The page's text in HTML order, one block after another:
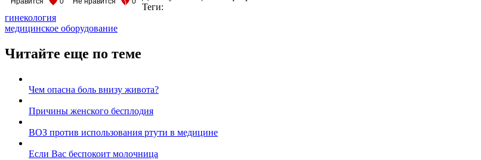
Теги:
гинекология
медицинское оборудование
Читайте еще по теме
Чем опасна боль внизу живота?
Причины женского бесплодия
ВОЗ против использования ртути в медицине
Если Вас беспокоит молочница